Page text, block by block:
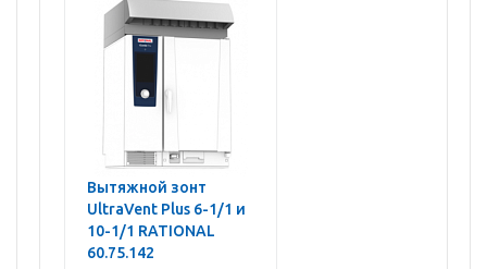
Вытяжной зонт
UltraVent Plus 6-1/1 и
10-1/1 RATIONAL
60.75.142